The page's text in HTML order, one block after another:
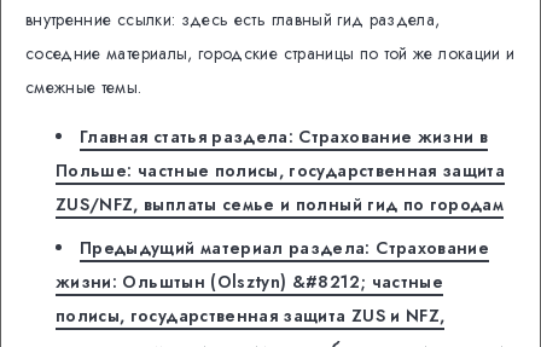
внутренние ссылки: здесь есть главный гид раздела,
соседние материалы, городские страницы по той же локации и
смежные темы.
Главная статья раздела: Страхование жизни в
Польше: частные полисы, государственная защита
ZUS/NFZ, выплаты семье и полный гид по городам
Предыдущий материал раздела: Страхование
жизни: Ольштын (Olsztyn) &#8212; частные
полисы, государственная защита ZUS и NFZ,